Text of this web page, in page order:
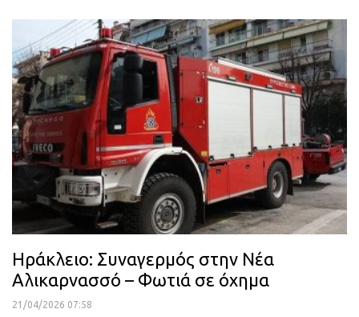
Ηράκλειο: Συναγερμός στην Νέα
Αλικαρνασσό – Φωτιά σε όχημα
21/04/2026 07:58